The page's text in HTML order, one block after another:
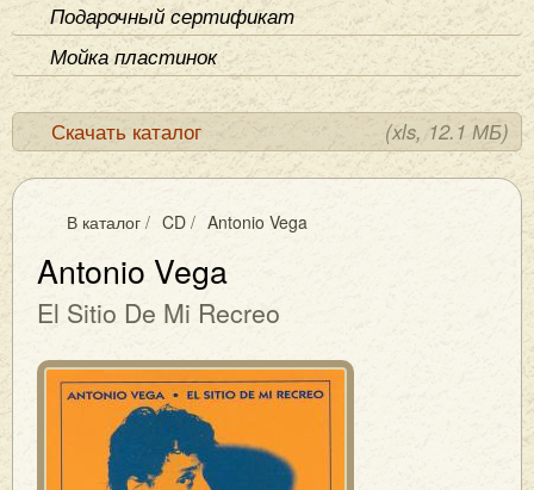
Подарочный сертификат
Мойка пластинок
Скачать каталог (xls, 12.1 МБ)
В каталог / CD / Antonio Vega
Antonio Vega
El Sitio De Mi Recreo